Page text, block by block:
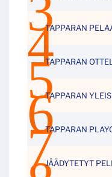
TAPPARAN
TAPPARAN
TAPPARAN
TAPPARAN
JÄÄDYTETYT